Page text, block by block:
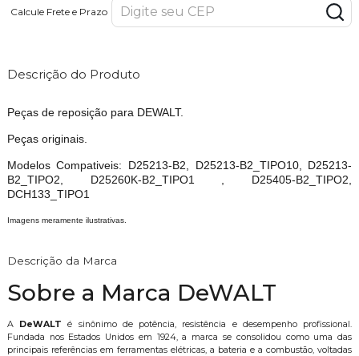
Calcule Frete e Prazo
Descrição do Produto
Peças de reposição para DEWALT.
Peças originais.
Modelos Compativeis: D25213-B2, D25213-B2_TIPO10, D25213-
B2_TIPO2, D25260K-B2_TIPO1 , D25405-B2_TIPO2,
DCH133_TIPO1
Imagens meramente ilustrativas.
Descrição da Marca
Sobre a Marca DeWALT
A DeWALT é sinônimo de potência, resistência e desempenho profissional.
Fundada nos Estados Unidos em 1924, a marca se consolidou como uma das
principais referências em ferramentas elétricas, a bateria e a combustão, voltadas